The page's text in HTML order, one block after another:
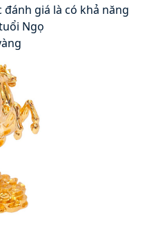
giá là có khả năng
Ngọ